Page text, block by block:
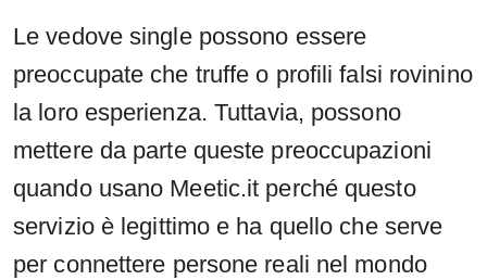
Le vedove single possono essere
preoccupate che truffe o profili falsi rovinino
la loro esperienza. Tuttavia, possono
mettere da parte queste preoccupazioni
quando usano Meetic.it perché questo
servizio è legittimo e ha quello che serve
per connettere persone reali nel mondo